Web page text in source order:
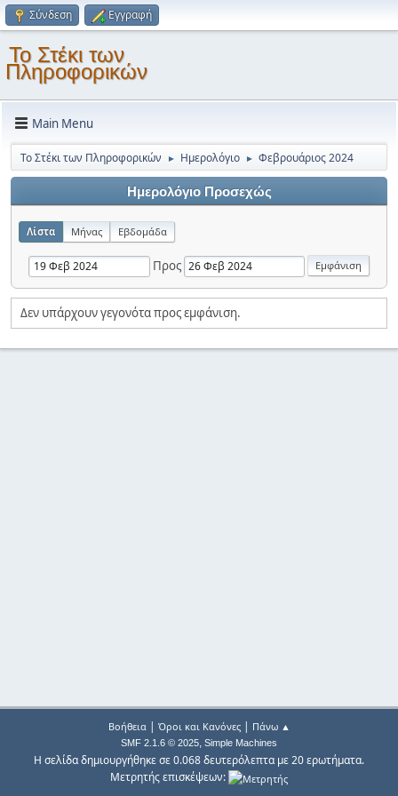
Σύνδεση Εγγραφή
Το Στέκι των
Πληροφορικών
Main Menu
Το Στέκι των Πληροφορικών ► Ημερολόγιο ► Φεβρουάριος 2024
Ημερολόγιο Προσεχώς
Λίστα Μήνας Εβδομάδα
Προς
Δεν υπάρχουν γεγονότα προς εμφάνιση.
Βοήθεια| Όροι και Κανόνες| Πάνω ▲
SMF 2.1.6 © 2025, Simple Machines
Η σελίδα δημιουργήθηκε σε 0.068 δευτερόλεπτα με 20 ερωτήματα.
Μετρητής επισκέψεων: